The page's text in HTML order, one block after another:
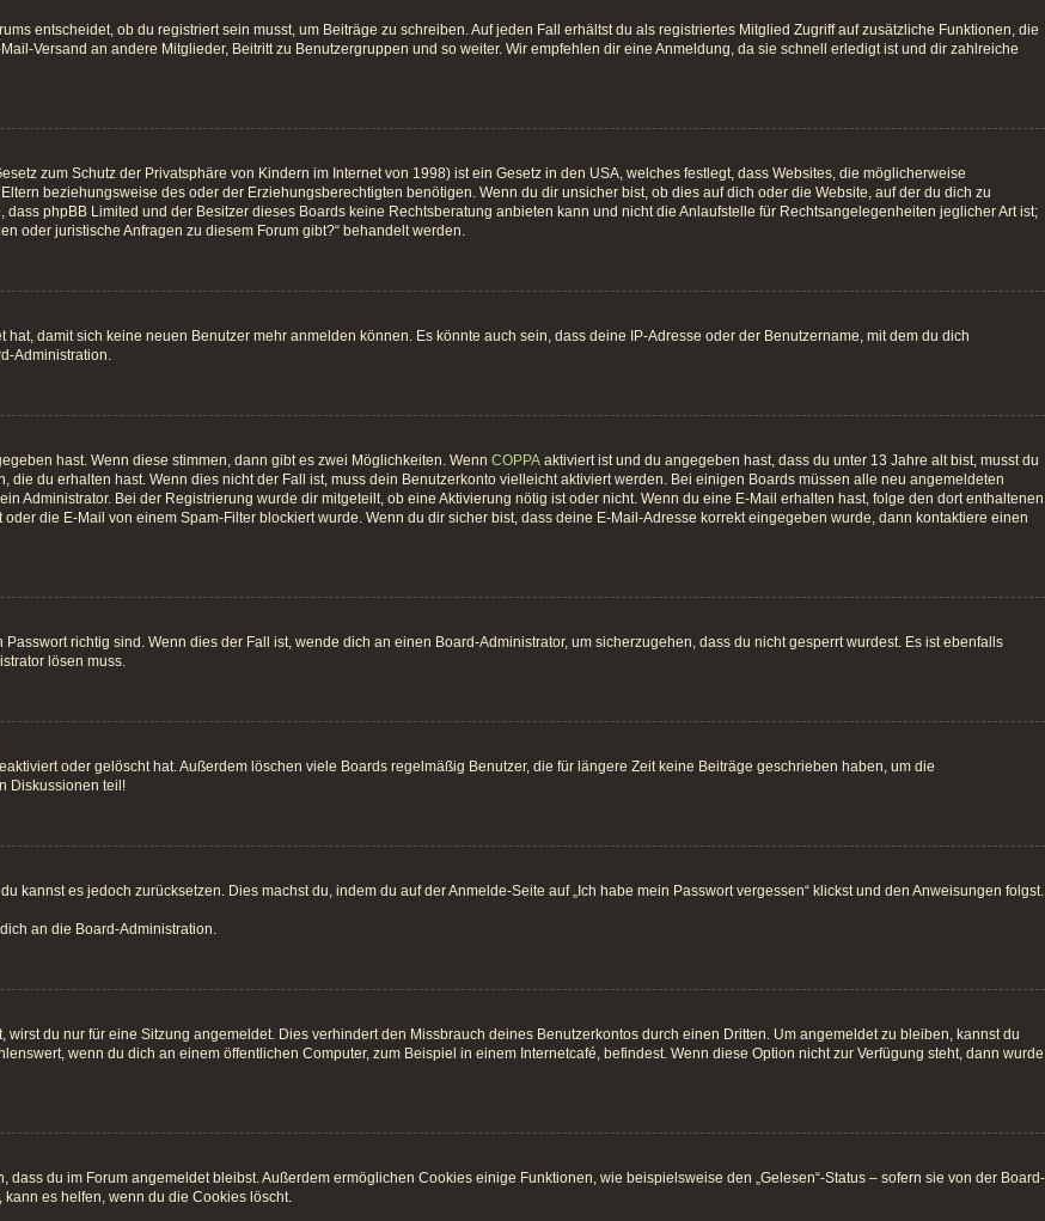
entscheidet, ob du registriert sein musst, um Beiträge zu schreiben. Auf jeden Fall erhältst du als registriertes Mitglied Zugriff auf zusätzliche Funktionen, die
Versand an andere Mitglieder, Beitritt zu Benutzergruppen und so weiter. Wir empfehlen dir eine Anmeldung, da sie schnell erledigt ist und dir zahlreiche
zum Schutz der Privatsphäre von Kindern im Internet von 1998) ist ein Gesetz in den USA, welches festlegt, dass Websites, die möglicherweise
beziehungsweise des oder der Erziehungsberechtigten benötigen. Wenn du dir unsicher bist, ob dies auf dich oder die Website, auf der du dich zu
phpBB Limited und der Besitzer dieses Boards keine Rechtsberatung anbieten kann und nicht die Anlaufstelle für Rechtsangelegenheiten jeglicher Art ist;
oder juristische Anfragen zu diesem Forum gibt?“ behandelt werden.
damit sich keine neuen Benutzer mehr anmelden können. Es könnte auch sein, dass deine IP-Adresse oder der Benutzername, mit dem du dich
Administration.
hast. Wenn diese stimmen, dann gibt es zwei Möglichkeiten. Wenn COPPA aktiviert ist und du angegeben hast, dass du unter 13 Jahre alt bist, musst du
du erhalten hast. Wenn dies nicht der Fall ist, muss dein Benutzerkonto vielleicht aktiviert werden. Bei einigen Boards müssen alle neu angemeldeten
Administrator. Bei der Registrierung wurde dir mitgeteilt, ob eine Aktivierung nötig ist oder nicht. Wenn du eine E-Mail erhalten hast, folge den dort enthaltenen
die E-Mail von einem Spam-Filter blockiert wurde. Wenn du dir sicher bist, dass deine E-Mail-Adresse korrekt eingegeben wurde, dann kontaktiere einen
richtig sind. Wenn dies der Fall ist, wende dich an einen Board-Administrator, um sicherzugehen, dass du nicht gesperrt wurdest. Es ist ebenfalls
lösen muss.
oder gelöscht hat. Außerdem löschen viele Boards regelmäßig Benutzer, die für längere Zeit keine Beiträge geschrieben haben, um die
Diskussionen teil!
kannst es jedoch zurücksetzen. Dies machst du, indem du auf der Anmelde-Seite auf „Ich habe mein Passwort vergessen“ klickst und den Anweisungen folgst.
an die Board-Administration.
du nur für eine Sitzung angemeldet. Dies verhindert den Missbrauch deines Benutzerkontos durch einen Dritten. Um angemeldet zu bleiben, kannst du
wenn du dich an einem öffentlichen Computer, zum Beispiel in einem Internetcafé, befindest. Wenn diese Option nicht zur Verfügung steht, dann wurde
dass du im Forum angemeldet bleibst. Außerdem ermöglichen Cookies einige Funktionen, wie beispielsweise den „Gelesen“-Status – sofern sie von der Board-
es helfen, wenn du die Cookies löscht.